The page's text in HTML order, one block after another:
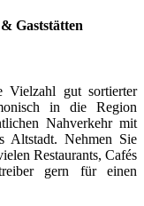
Gaststätten
Vielzahl gut sortierter
in die Region
Nahverkehr mit
Altstadt. Nehmen Sie
Restaurants, Cafés
gern für einen